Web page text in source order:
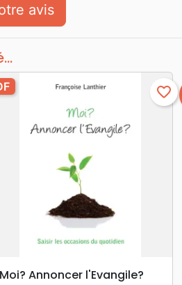
avis
search APERÇU RAPIDE
favorite_border
Moi? Annoncer l'Evangile?